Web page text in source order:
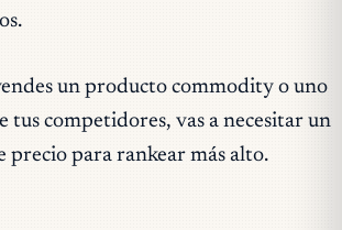
un producto commodity o uno
tus competidores, vas a necesitar un
precio para rankear más alto.